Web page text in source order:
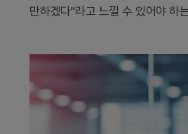
만하겠다"라고 느낄 수 있어야 하